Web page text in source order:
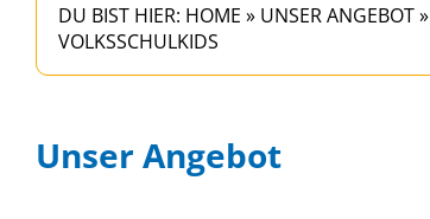
DU BIST HIER: HOME » UNSER ANGEBOT»
VOLKSSCHULKIDS
Unser Angebot